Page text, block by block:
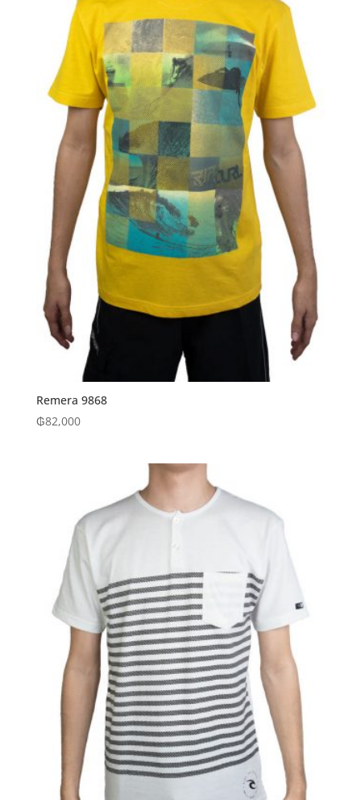
Remera 9868
₲82,000